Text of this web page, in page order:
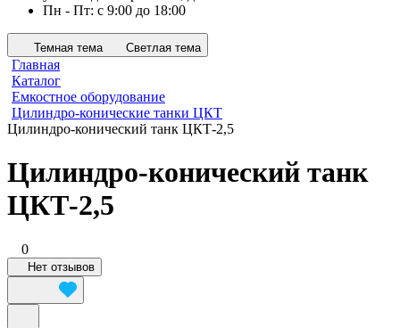
Пн - Пт: с 9:00 до 18:00
Темная тема Светлая тема
Главная
Каталог
Емкостное оборудование
Цилиндро-конические танки ЦКТ
Цилиндро-конический танк ЦКТ-2,5
Цилиндро-конический танк
ЦКТ-2,5
0
Нет отзывов